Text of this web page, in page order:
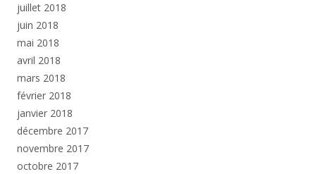
juillet 2018
juin 2018
mai 2018
avril 2018
mars 2018
février 2018
janvier 2018
décembre 2017
novembre 2017
octobre 2017